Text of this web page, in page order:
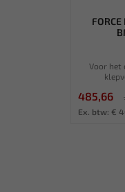
Voor het
485,66
Ex. btw: €